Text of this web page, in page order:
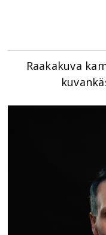
Raakakuva